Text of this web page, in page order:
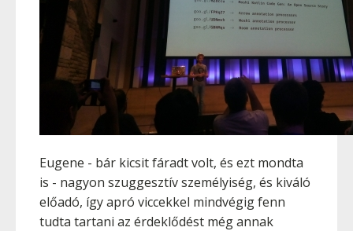
Eugene - bár kicsit fáradt volt, és ezt mondta
is - nagyon szuggesztív személyiség, és kiváló
előadó, így apró viccekkel mindvégig fenn
tudta tartani az érdeklődést még annak